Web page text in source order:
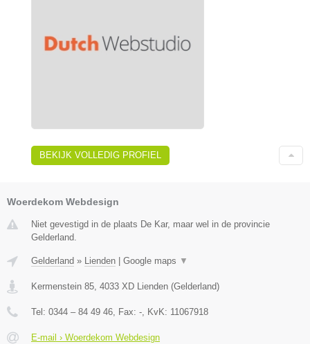
BEKIJK VOLLEDIG PROFIEL
Woerdekom Webdesign
Niet gevestigd in de plaats De Kar, maar wel in de provincie
Gelderland.
Gelderland » Lienden Google maps ▼
Kermenstein 85, 4033 XD Lienden (Gelderland)
Tel: 0344 – 84 49 46, Fax: -, KvK: 11067918
E-mail › Woerdekom Webdesign